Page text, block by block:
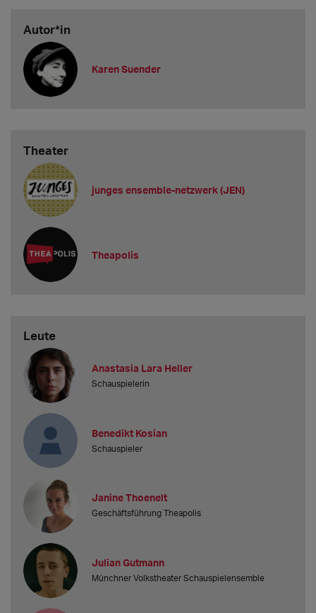
Autor*in
Karen Suender
Theater
junges ensemble-netzwerk (JEN)
Theapolis
Leute
Anastasia Lara Heller
Schauspielerin
Benedikt Kosian
Schauspieler
Janine Thoenelt
Geschäftsführung Theapolis
Julian Gutmann
Münchner Volkstheater Schauspielensemble